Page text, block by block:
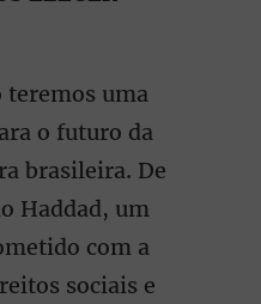
teremos uma
o futuro da
brasileira. De
Haddad, um
com a
sociais e